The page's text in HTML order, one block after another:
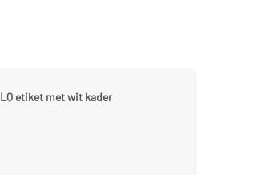
LQ etiket met wit kader